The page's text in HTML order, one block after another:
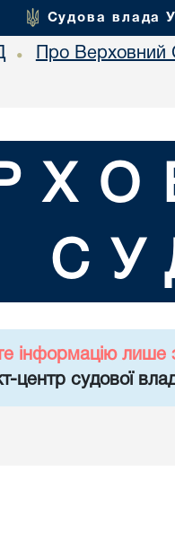
Судова влада
• Про Верховний
інформацію лише
центр судової